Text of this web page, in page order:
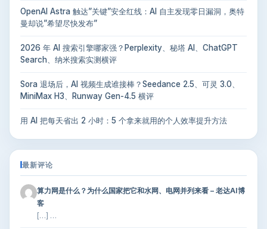
OpenAI Astra 触达”关键”安全红线：AI 自主发现零日漏洞，奥特
曼却说”希望尽快发布”
2026 年 AI 搜索引擎哪家强？Perplexity、秘塔 AI、ChatGPT
Search、纳米搜索实测横评
Sora 退场后，AI 视频生成谁接棒？Seedance 2.5、可灵 3.0、
MiniMax H3、Runway Gen-4.5 横评
用 AI 把每天省出 2 小时：5 个拿来就用的个人效率提升方法
最新评论
算力网是什么？为什么国家把它和水网、电网并列来看 – 老达AI博
客
[…] …